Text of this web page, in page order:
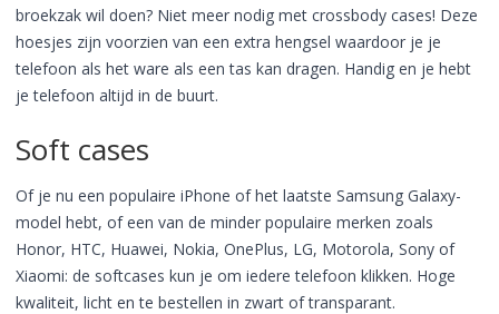
broekzak wil doen? Niet meer nodig met crossbody cases! Deze
hoesjes zijn voorzien van een extra hengsel waardoor je je
telefoon als het ware als een tas kan dragen. Handig en je hebt
je telefoon altijd in de buurt.
Soft cases
Of je nu een populaire iPhone of het laatste Samsung Galaxy-
model hebt, of een van de minder populaire merken zoals
Honor, HTC, Huawei, Nokia, OnePlus, LG, Motorola, Sony of
Xiaomi: de softcases kun je om iedere telefoon klikken. Hoge
kwaliteit, licht en te bestellen in zwart of transparant.